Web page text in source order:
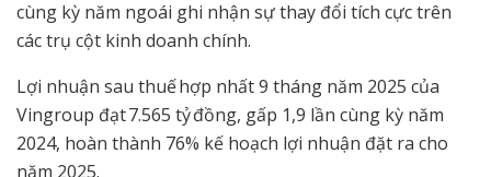
cùng kỳ năm ngoái ghi nhận sự thay đổi tích cực trên
các trụ cột kinh doanh chính.
Lợi nhuận sau thuế hợp nhất 9 tháng năm 2025 của
Vingroup đạt 7.565 tỷ đồng, gấp 1,9 lần cùng kỳ năm
2024, hoàn thành 76% kế hoạch lợi nhuận đặt ra cho
năm 2025.